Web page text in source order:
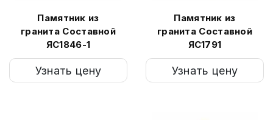
Памятник из
гранита Составной
ЯС1846-1
Узнать цену
Памятник из
гранита Составной
ЯС1791
Узнать цену